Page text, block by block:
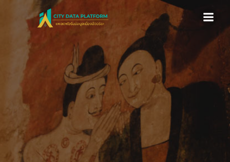
content